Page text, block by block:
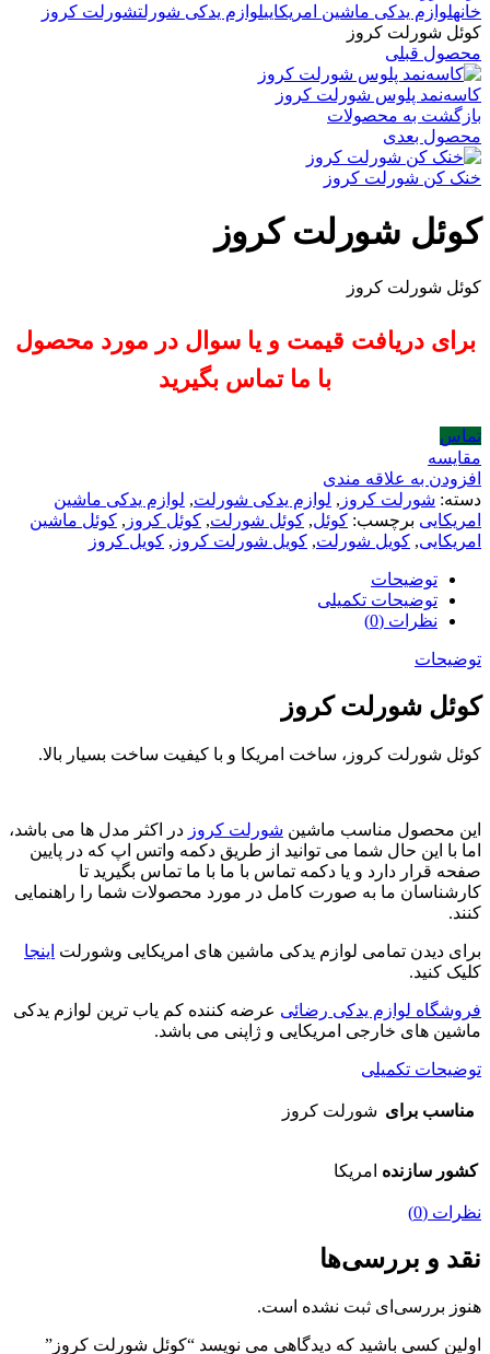
خانهلوازم یدکی ماشین امریکاییلوازم یدکی شورلتشورلت کروز
کوئل شورلت کروز
محصول قبلی
کاسه‌نمد پلوس شورلت کروز
بازگشت به محصولات
محصول بعدی
خنک کن شورلت کروز
کوئل شورلت کروز
کوئل شورلت کروز
برای دریافت قیمت و یا سوال در مورد محصول
با ما تماس بگیرید
تماس
مقایسه
افزودن به علاقه مندی
دسته: شورلت کروز , لوازم یدکی شورلت, لوازم یدکی ماشین
امریکایی برچسب: کوئل, کوئل شورلت, کوئل کروز , کوئل ماشین
امریکایی, کویل شورلت, کویل شورلت کروز , کویل کروز
توضیحات
توضیحات تکمیلی
نظرات (0)
توضیحات
کوئل شورلت کروز
کوئل شورلت کروز، ساخت امریکا و با کیفیت ساخت بسیار بالا.
این محصول مناسب ماشین شورلت کروز در اکثر مدل ها می باشد،
اما با این حال شما می توانید از طریق دکمه واتس اپ که در پایین
صفحه قرار دارد و یا دکمه تماس با ما با ما تماس بگیرید تا
کارشناسان ما به صورت کامل در مورد محصولات شما را راهنمایی
کنند.
برای دیدن تمامی لوازم یدکی ماشین های امریکایی وشورلت اینجا
کلیک کنید.
فروشگاه لوازم یدکی رضائی عرضه کننده کم یاب ترین لوازم یدکی
ماشین های خارجی امریکایی و ژاپنی می باشد.
توضیحات تکمیلی
مناسب برای شورلت کروز
کشور سازنده امریکا
نظرات (0)
نقد و بررسی‌ها
هنوز بررسی‌ای ثبت نشده است.
اولین کسی باشید که دیدگاهی می نویسد “کوئل شورلت کروز”